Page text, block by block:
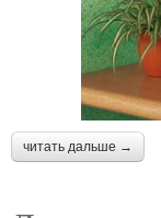
читать дальше →